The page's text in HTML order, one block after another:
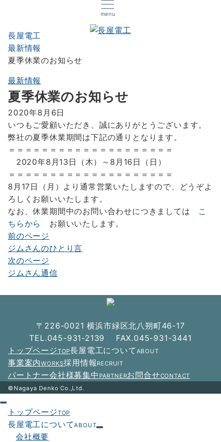
menu
長屋電工
最新情報
夏季休業のお知らせ
最新情報
夏季休業のお知らせ
2020年8月6日
いつもご愛顧いただき、誠にありがとうございます。
弊社の夏季休業期間は下記の通りとなります。
＝＝＝＝＝＝＝＝＝＝＝＝＝＝＝＝＝＝＝＝
2020年8月13日（木）～8月16日（日）
＝＝＝＝＝＝＝＝＝＝＝＝＝＝＝＝＝＝＝＝
8月17日（月）より通常営業いたしますので、どうぞよ
ろしくお願いいたします。
なお、休業期間中のお問い合わせにつきましては こ
ちらから
お願いいたします。
投
稿
ナ
ョ
ン
前のページ
ジムさんのひとり言
次のページ
ジムさん通信
〒226-0021 横浜市緑区北八朔町46-17
TEL.045-931-2139 FAX.045-931-3441
トップページTOP長屋電工について ABOUT
事業案内WORKS採用情報 RECRUIT
パートナー会社様募集中 PARTNERお問合せCONTACT
©Nagaya Denko Co.,Ltd.
トップページTOP
長屋電工についてABOUT
会社概要